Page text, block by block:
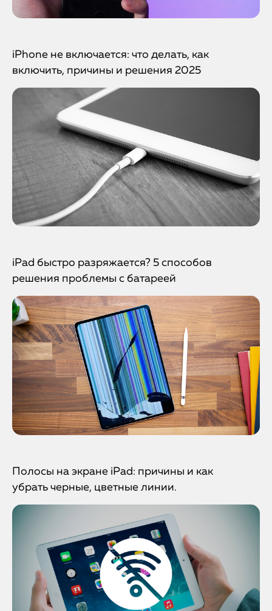
iPhone не включается: что делать, как
включить, причины и решения 2025
iPad быстро разряжается? 5 способов
решения проблемы с батареей
Полосы на экране iPad: причины и как
убрать черные, цветные линии.